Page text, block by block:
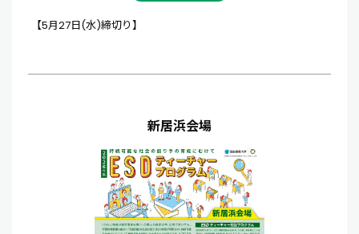
【5月27日(水)締切り】
新居浜会場